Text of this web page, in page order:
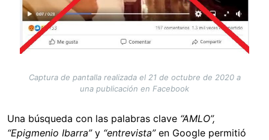
Captura de pantalla realizada el 21 de octubre de 2020 a
una publicación en Facebook
Una búsqueda con las palabras clave “AMLO”,
“Epigmenio Ibarra”y “entrevista”en Google permitió